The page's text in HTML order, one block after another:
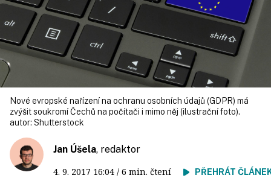
Nové evropské nařízení na ochranu osobních údajů (GDPR) má
zvýšit soukromí Čechů na počítači i mimo něj (ilustrační foto).
autor: Shutterstock
Jan Úšela, redaktor
4. 9. 2017 16:04 / 6 min. čtení PŘEHRÁT